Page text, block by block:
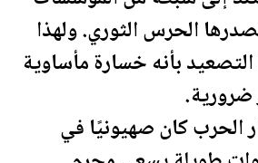
الحرس الثوري. ولهذا
بأنه خسارة مأساوية
ضرورية.
الحرب كان صهيونيًا في